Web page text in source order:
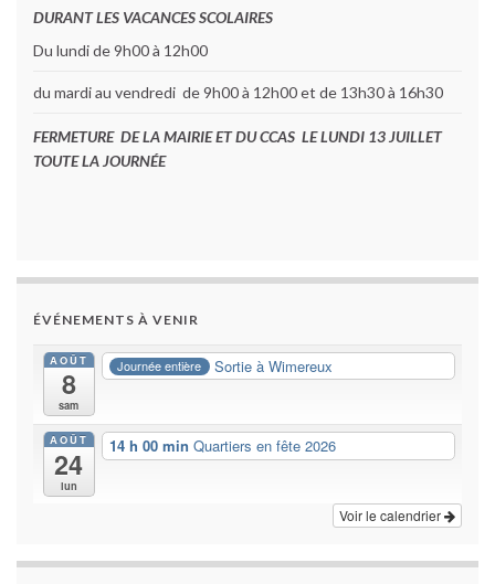
DURANT LES VACANCES SCOLAIRES
Du lundi de 9h00 à 12h00
du mardi au vendredi de 9h00 à 12h00 et de 13h30 à 16h30
FERMETURE DE LA MAIRIE ET DU CCAS LE LUNDI 13 JUILLET
TOUTE LA JOURNÉE
ÉVÉNEMENTS À VENIR
AOÛT
8
sam
Journée entière Sortie à Wimereux
AOÛT
24
lun
14 h 00 min Quartiers en fête 2026
Voir le calendrier